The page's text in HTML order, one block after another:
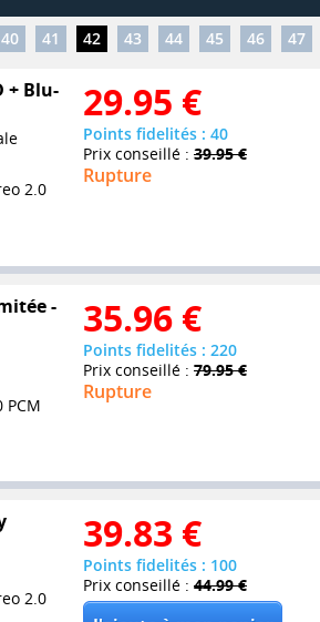
40 41 42 43 44 45 46 47
+ Blu-
2.0
29.95 €
Points fidelités : 40
Prix conseillé : 39.95 €
Rupture
-
PCM
35.96 €
Points fidelités : 220
Prix conseillé : 79.95 €
Rupture
2.0
39.83 €
Points fidelités : 100
Prix conseillé : 44.99 €